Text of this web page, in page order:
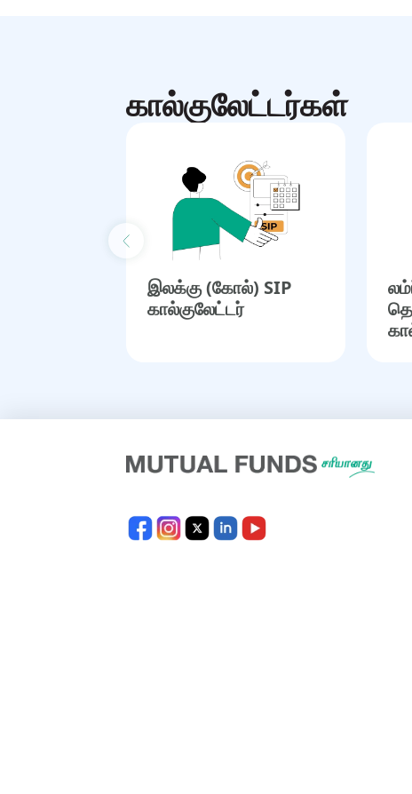
கால்குலேட்டர்கள்
இலக்கு (கோல்) SIP
கால்குலேட்டர்
Previous slide